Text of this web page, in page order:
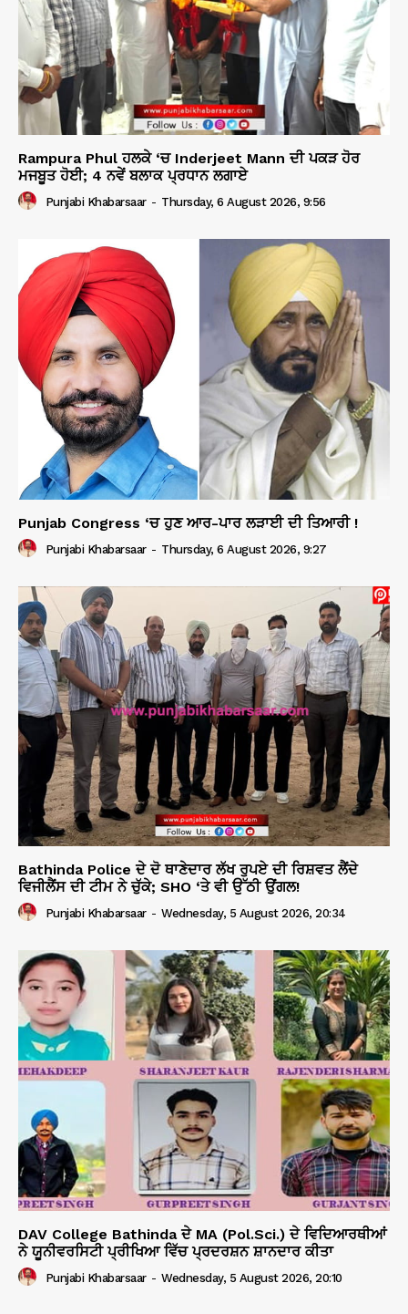
Rampura Phul ਹਲਕੇ ‘ਚ Inderjeet Mann ਦੀ ਪਕੜ ਹੋਰ
ਮਜਬੂਤ ਹੋਈ; 4 ਨਵੇਂ ਬਲਾਕ ਪ੍ਰਧਾਨ ਲਗਾਏ
Punjabi Khabarsaar - Thursday, 6 August 2026, 9:56
Punjab Congress ‘ਚ ਹੁਣ ਆਰ-ਪਾਰ ਲੜਾਈ ਦੀ ਤਿਆਰੀ !
Punjabi Khabarsaar - Thursday, 6 August 2026, 9:27
Bathinda Police ਦੇ ਦੋ ਥਾਣੇਦਾਰ ਲੱਖ ਰੁਪਏ ਦੀ ਰਿਸ਼ਵਤ ਲੈਂਦੇ
ਵਿਜੀਲੈਂਸ ਦੀ ਟੀਮ ਨੇ ਚੁੱਕੇ; SHO ‘ਤੇ ਵੀ ਉੱਠੀ ਉਂਗਲ!
Punjabi Khabarsaar - Wednesday, 5 August 2026, 20:34
DAV College Bathinda ਦੇ MA (Pol.Sci.) ਦੇ ਵਿਦਿਆਰਥੀਆਂ
ਨੇ ਯੂਨੀਵਰਸਿਟੀ ਪ੍ਰੀਖਿਆ ਵਿੱਚ ਪ੍ਰਦਰਸ਼ਨ ਸ਼ਾਨਦਾਰ ਕੀਤਾ
Punjabi Khabarsaar - Wednesday, 5 August 2026, 20:10